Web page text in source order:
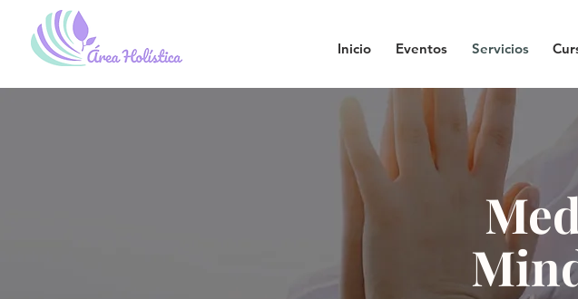
Inicio Eventos Servicios